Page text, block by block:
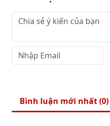
Bình luận mới nhất (0)